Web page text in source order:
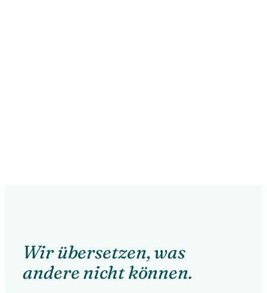
Wir übersetzen, was
andere nicht können.